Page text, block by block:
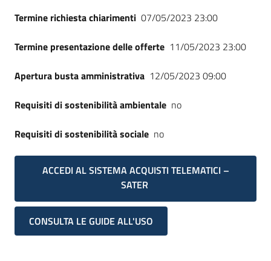
Termine richiesta chiarimenti 07/05/2023 23:00
Termine presentazione delle offerte 11/05/2023 23:00
Apertura busta amministrativa 12/05/2023 09:00
Requisiti di sostenibilità ambientale no
Requisiti di sostenibilità sociale no
ACCEDI AL SISTEMA ACQUISTI TELEMATICI –
SATER
CONSULTA LE GUIDE ALL'USO